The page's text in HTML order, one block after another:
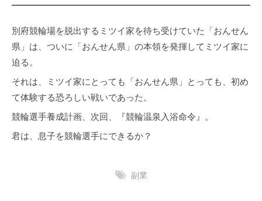
別府競輪場を脱出するミツイ家を待ち受けていた「おんせん
県」は、ついに「おんせん県」の本領を発揮してミツイ家に
迫る。
それは、ミツイ家にとっても「おんせん県」とっても、初め
て体験する恐ろしい戦いであった。
競輪選手養成計画、次回、『競輪温泉入浴命令』。
君は、息子を競輪選手にできるか？
副業